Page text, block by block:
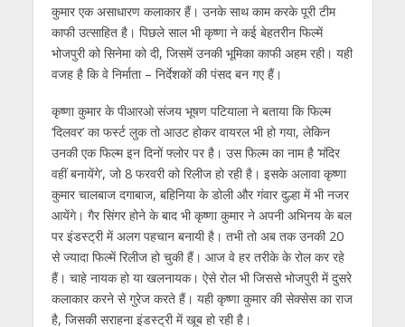
कुमार एक असाधारण कलाकार हैं। उनके साथ काम करके पूरी टीम
काफी उत्साहित है। पिछले साल भी कृष्‍णा ने कई बेहतरीन फिल्‍में
भोजपुरी को सिनेमा को दी, जिसमें उनकी भूमिका काफी अहम रही। यही
वजह है कि वे निर्माता – निर्देशकों की पंसद बन गए हैं।
कृष्‍णा कुमार के पीआरओ संजय भूषण पटियाला ने बताया कि फिल्‍म
‘दिलवर’ का फर्स्‍ट लुक तो आउट होकर वायरल भी हो गया, लेकिन
उनकी एक फिल्‍म इन दिनों फ्लोर पर है। उस फिल्‍म का नाम है ‘मंदिर
वहीं बनायेंगे’, जो 8 फरवरी को रिलीज हो रही है। इसके अलावा कृष्‍णा
कुमार चालबाज दगाबाज, बहिनिया के डोली और गंवार दुल्हा में भी नजर
आयेंगे। गैर सिंगर होने के बाद भी कृष्णा कुमार ने अपनी अभिनय के बल
पर इंडस्‍ट्री में अलग पहचान बनायी है। तभी तो अब तक उनकी 20
से ज्यादा फिल्में रिलीज हो चुकी हैं। आज वे हर तरीके के रोल कर रहे
हैं। चाहे नायक हो या खलनायक। ऐसे रोल भी जिससे भोजपुरी में दुसरे
कलाकार करने से गुरेज करते हैं। यही कृष्णा कुमार की सेक्‍सेस का राज
है, जिसकी सराहना इंडस्‍ट्री में खूब हो रही है।